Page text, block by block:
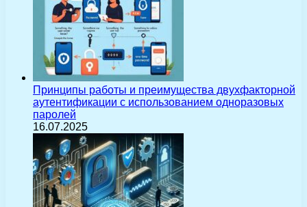
Принципы работы и преимущества двухфакторной
аутентификации с использованием одноразовых
паролей
16.07.2025